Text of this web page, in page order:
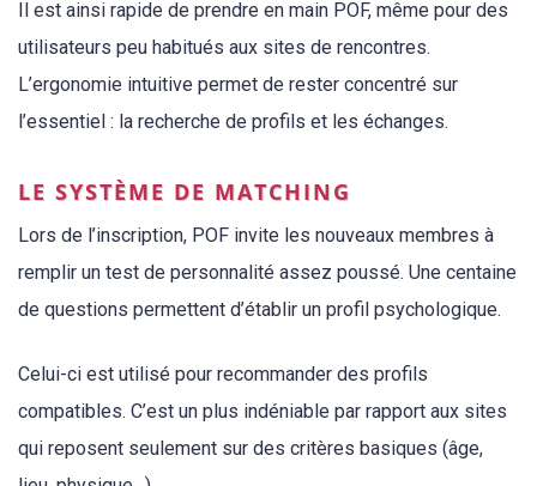
Il est ainsi rapide de prendre en main POF, même pour des
utilisateurs peu habitués aux sites de rencontres.
L’ergonomie intuitive permet de rester concentré sur
l’essentiel : la recherche de profils et les échanges.
LE SYSTÈME DE MATCHING
Lors de l’inscription, POF invite les nouveaux membres à
remplir un test de personnalité assez poussé. Une centaine
de questions permettent d’établir un profil psychologique.
Celui-ci est utilisé pour recommander des profils
compatibles. C’est un plus indéniable par rapport aux sites
qui reposent seulement sur des critères basiques (âge,